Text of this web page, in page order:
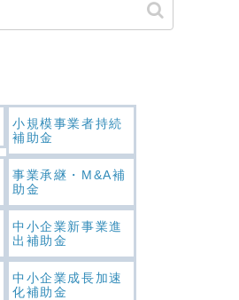
小規模事業者持続
補助金
事業承継・M&A補
助金
中小企業新事業進
出補助金
中小企業成長加速
化補助金